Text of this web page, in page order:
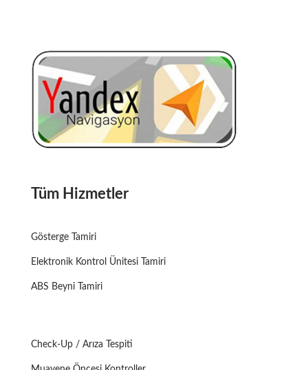
Tüm Hizmetler
Gösterge Tamiri
Elektronik Kontrol Ünitesi Tamiri
ABS Beyni Tamiri
Check-Up / Arıza Tespiti